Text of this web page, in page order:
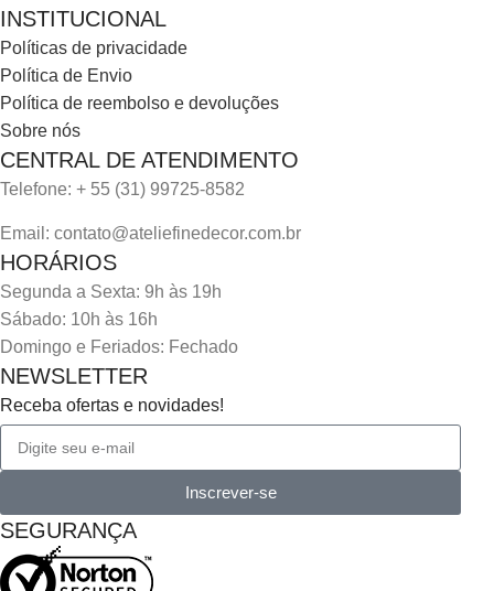
INSTITUCIONAL
Políticas de privacidade
Política de Envio
Política de reembolso e devoluções
Sobre nós
CENTRAL DE ATENDIMENTO
Telefone: + 55 (31) 99725-8582
Email: contato@ateliefinedecor.com.br
HORÁRIOS
Segunda a Sexta: 9h às 19h
Sábado: 10h às 16h
Domingo e Feriados: Fechado
NEWSLETTER
Receba ofertas e novidades!
Inscrever-se
SEGURANÇA